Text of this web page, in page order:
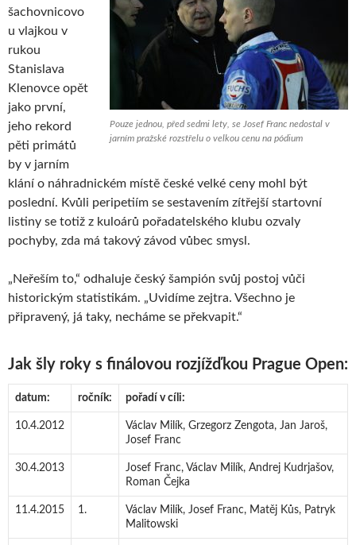
Pouze jednou, před sedmi lety, se Josef Franc nedostal v
jarním pražské rozstřelu o velkou cenu na pódium
šachovnicovo
u vlajkou v
rukou
Stanislava
Klenovce opět
jako první,
jeho rekord
pěti primátů
by v jarním
klání o náhradnickém místě české velké ceny mohl být
poslední. Kvůli peripetiím se sestavením zítřejší startovní
listiny se totiž z kuloárů pořadatelského klubu ozvaly
pochyby, zda má takový závod vůbec smysl.
„Neřeším to,“ odhaluje český šampión svůj postoj vůči
historickým statistikám. „Uvidíme zejtra. Všechno je
připravený, já taky, necháme se překvapit.“
Jak šly roky s finálovou rozjížďkou Prague Open:
datum: ročník: pořadí v cíli:
10.4.2012
Václav Milík, Grzegorz Zengota, Jan Jaroš,
Josef Franc
30.4.2013
Josef Franc, Václav Milík, Andrej Kudrjašov,
Roman Čejka
11.4.2015 1.
Václav Milík, Josef Franc, Matěj Kůs, Patryk
Malitowski